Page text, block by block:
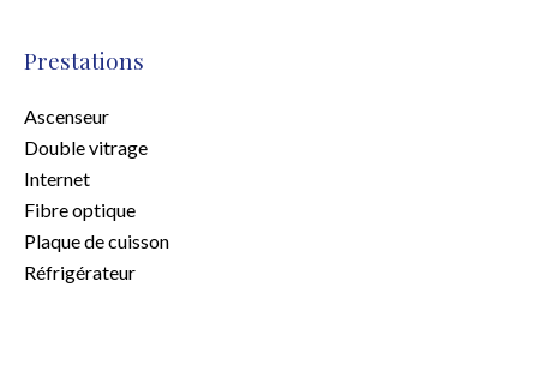
Prestations
Ascenseur
Double vitrage
Internet
Fibre optique
Plaque de cuisson
Réfrigérateur